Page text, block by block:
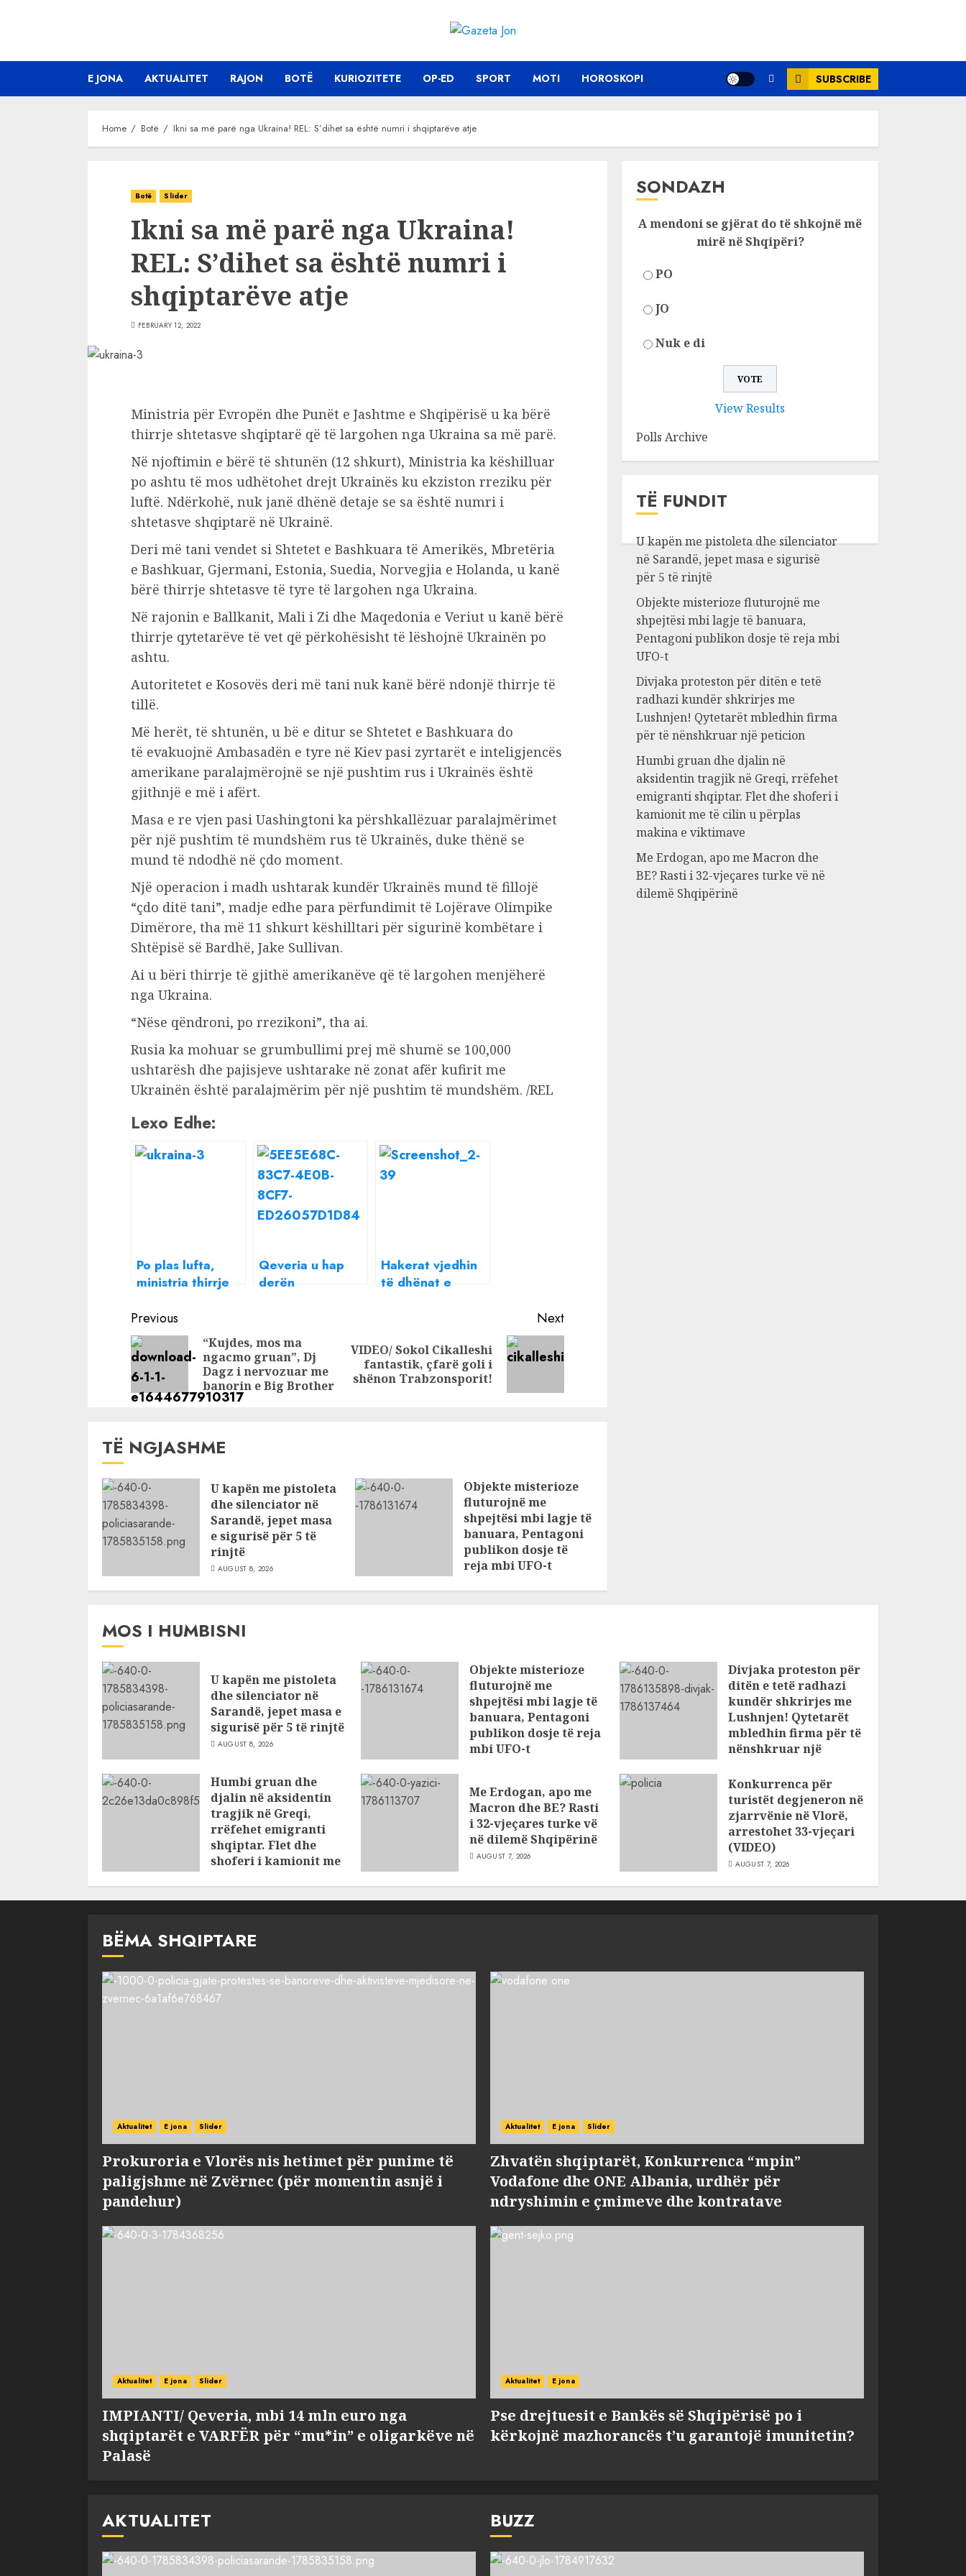
E JONA AKTUALITET RAJON BOTË KURIOZITETE OP-ED SPORT MOTI HOROSKOPI SUBSCRIBE
Home Botë Ikni sa më parë nga Ukraina! REL: S’dihet sa është numri i shqiptarëve atje
Botë Slider
Ikni sa më parë nga Ukraina!
REL: S’dihet sa është numri i
shqiptarëve atje
FEBRUARY 12, 2022
Ministria për Evropën dhe Punët e Jashtme e Shqipërisë u ka bërë
thirrje shtetasve shqiptarë që të largohen nga Ukraina sa më parë.
Në njoftimin e bërë të shtunën (12 shkurt), Ministria ka këshilluar
po ashtu të mos udhëtohet drejt Ukrainës ku ekziston rreziku për
luftë. Ndërkohë, nuk janë dhënë detaje se sa është numri i
shtetasve shqiptarë në Ukrainë.
Deri më tani vendet si Shtetet e Bashkuara të Amerikës, Mbretëria
e Bashkuar, Gjermani, Estonia, Suedia, Norvegjia e Holanda, u kanë
bërë thirrje shtetasve të tyre të largohen nga Ukraina.
Në rajonin e Ballkanit, Mali i Zi dhe Maqedonia e Veriut u kanë bërë
thirrje qytetarëve të vet që përkohësisht të lëshojnë Ukrainën po
ashtu.
Autoritetet e Kosovës deri më tani nuk kanë bërë ndonjë thirrje të
tillë.
Më herët, të shtunën, u bë e ditur se Shtetet e Bashkuara do
të evakuojnë Ambasadën e tyre në Kiev pasi zyrtarët e inteligjencës
amerikane paralajmërojnë se një pushtim rus i Ukrainës është
gjithnjë e më i afërt.
Masa e re vjen pasi Uashingtoni ka përshkallëzuar paralajmërimet
për një pushtim të mundshëm rus të Ukrainës, duke thënë se
mund të ndodhë në çdo moment.
Një operacion i madh ushtarak kundër Ukrainës mund të fillojë
“çdo ditë tani”, madje edhe para përfundimit të Lojërave Olimpike
Dimërore, tha më 11 shkurt këshilltari për sigurinë kombëtare i
Shtëpisë së Bardhë, Jake Sullivan.
Ai u bëri thirrje të gjithë amerikanëve që të largohen menjëherë
nga Ukraina.
“Nëse qëndroni, po rrezikoni”, tha ai.
Rusia ka mohuar se grumbullimi prej më shumë se 100,000
ushtarësh dhe pajisjeve ushtarake në zonat afër kufirit me
Ukrainën është paralajmërim për një pushtim të mundshëm. /REL
Lexo Edhe:
Po plas lufta,
ministria thirrje
Kosovës: Ikni
urgjent nga
Ukraina!
Qeveria u hap
derën
Hakerat vjedhin
të dhënat e
Ikni në shtëpi!
Continue
Reading
Previous
Previous
post:
“Kujdes, mos ma
ngacmo gruan”, Dj
Dagz i nervozuar me
banorin e Big Brother
Next
Next
post:
VIDEO/ Sokol Cikalleshi
fantastik, çfarë goli i
shënon Trabzonsporit!
TË NGJASHME
U kapën me pistoleta
dhe silenciator në
Sarandë, jepet masa
e sigurisë për 5 të
rinjtë
AUGUST 8, 2026
Objekte misterioze
fluturojnë me
shpejtësi mbi lagje të
banuara, Pentagoni
publikon dosje të
reja mbi UFO-t
SONDAZH
A mendoni se gjërat do të shkojnë më
mirë në Shqipëri?
PO
JO
Nuk e di
View Results
Polls Archive
TË FUNDIT
U kapën me pistoleta dhe silenciator
në Sarandë, jepet masa e sigurisë
për 5 të rinjtë
Objekte misterioze fluturojnë me
shpejtësi mbi lagje të banuara,
Pentagoni publikon dosje të reja mbi
UFO-t
Divjaka proteston për ditën e tetë
radhazi kundër shkrirjes me
Lushnjen! Qytetarët mbledhin firma
për të nënshkruar një peticion
Humbi gruan dhe djalin në
aksidentin tragjik në Greqi, rrëfehet
emigranti shqiptar. Flet dhe shoferi i
kamionit me të cilin u përplas
makina e viktimave
Me Erdogan, apo me Macron dhe
BE? Rasti i 32-vjeçares turke vë në
dilemë Shqipërinë
MOS I HUMBISNI
U kapën me pistoleta
dhe silenciator në
Sarandë, jepet masa e
sigurisë për 5 të rinjtë
AUGUST 8, 2026
Objekte misterioze
fluturojnë me
shpejtësi mbi lagje të
banuara, Pentagoni
publikon dosje të reja
mbi UFO-t
Divjaka proteston për
ditën e tetë radhazi
kundër shkrirjes me
Lushnjen! Qytetarët
mbledhin firma për të
nënshkruar një
AUGUST 8, 2026
Humbi gruan dhe
djalin në aksidentin
tragjik në Greqi,
rrëfehet emigranti
shqiptar. Flet dhe
shoferi i kamionit me
Me Erdogan, apo me
Macron dhe BE? Rasti
i 32-vjeçares turke vë
në dilemë Shqipërinë
AUGUST 7, 2026
Konkurrenca për
turistët degjeneron në
zjarrvënie në Vlorë,
arrestohet 33-vjeçari
(VIDEO)
AUGUST 7, 2026
BËMA SHQIPTARE
Aktualitet E jona Slider
Prokuroria e Vlorës nis hetimet për punime të
paligjshme në Zvërnec (për momentin asnjë i
pandehur)
Aktualitet E jona Slider
Zhvatën shqiptarët, Konkurrenca “mpin”
Vodafone dhe ONE Albania, urdhër për
ndryshimin e çmimeve dhe kontratave
Aktualitet E jona Slider
IMPIANTI/ Qeveria, mbi 14 mln euro nga
shqiptarët e VARFËR për “mu*in” e oligarkëve në
Palasë
Aktualitet E jona
Pse drejtuesit e Bankës së Shqipërisë po i
kërkojnë mazhorancës t’u garantojë imunitetin?
AKTUALITET BUZZ